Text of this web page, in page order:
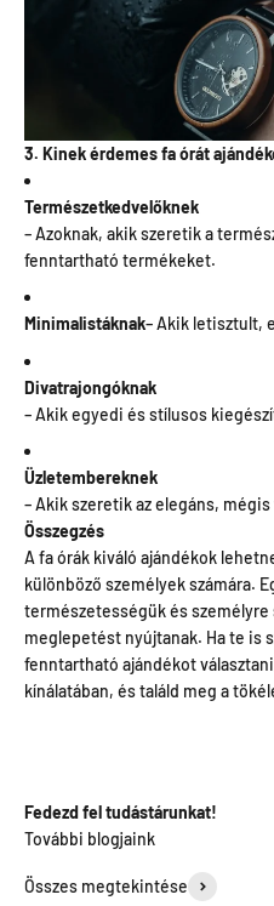
3. Kinek érdemes fa órát
Természetkedvelőknek
– Azoknak, akik szeretik a
fenntartható termékeket.
Minimalistáknak– Akik letisztult,
Divatrajongóknak
– Akik egyedi és stílusos
Üzletembereknek
– Akik szeretik az elegáns,
Összegzés
A fa órák kiváló ajándékok
különböző személyek számára.
természetességük és
meglepetést nyújtanak. Ha te is
fenntartható ajándékot
kínálatában, és találd meg a
Fedezd fel tudástárunkat!
Összes megtekintése